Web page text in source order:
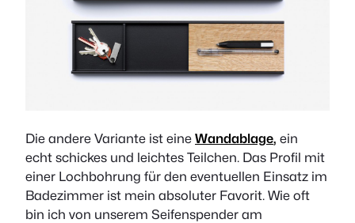
Die andere Variante ist eine Wandablage, ein
echt schickes und leichtes Teilchen. Das Profil mit
einer Lochbohrung für den eventuellen Einsatz im
Badezimmer ist mein absoluter Favorit. Wie oft
bin ich von unserem Seifenspender am